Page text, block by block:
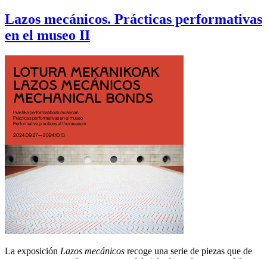
Lazos mecánicos. Prácticas performativas
en el museo II
La exposición Lazos mecánicos recoge una serie de piezas que de